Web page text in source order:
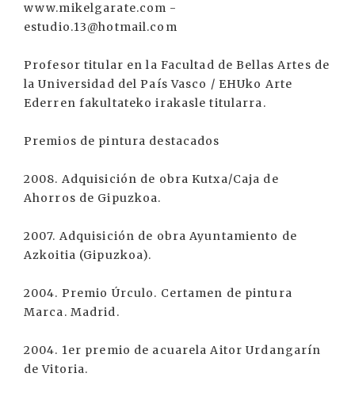
www.mikelgarate.com -
estudio.13@hotmail.com
Profesor titular en la Facultad de Bellas Artes de
la Universidad del País Vasco / EHUko Arte
Ederren fakultateko irakasle titularra.
Premios de pintura destacados
2008. Adquisición de obra Kutxa/Caja de
Ahorros de Gipuzkoa.
2007. Adquisición de obra Ayuntamiento de
Azkoitia (Gipuzkoa).
2004. Premio Úrculo. Certamen de pintura
Marca. Madrid.
2004. 1er premio de acuarela Aitor Urdangarín
de Vitoria.